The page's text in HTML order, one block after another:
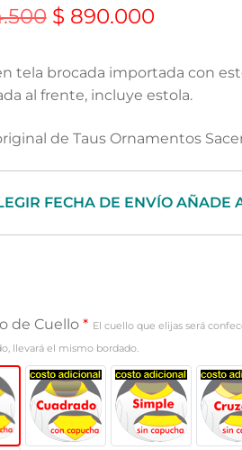
$ 890.000
tela brocada importada con
al frente, incluye estola.
de Taus Ornamentos
FECHA DE ENVÍO AÑADE
de Cuello* El cuello que elijas será
llevará el mismo bordado.